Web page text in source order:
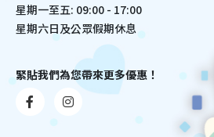
星期一至五: 09:00 - 17:00
星期六日及公眾假期休息
緊貼我們為您帶來更多優惠！